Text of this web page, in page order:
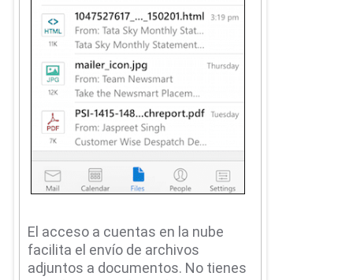
El acceso a cuentas en la nube
facilita el envío de archivos
adjuntos a documentos. No tienes